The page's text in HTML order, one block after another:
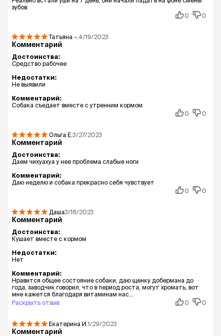
зубов
0
0
Татьяна -. 4/19/2023
Комментарий
Достоинства:
Средство рабочее
Недостатки:
Не выявили
Комментарий:
Собака съедает вместе с утренним кормом
0
0
Ольга Е. 3/27/2023
Комментарий
Достоинства:
Даем чихуахуа у нее проблема слабые ноги
Комментарий:
Даю неделю и собака прекрасно себя чувствует
0
0
Даша3/18/2023
Комментарий
Достоинства:
Кушает вместе с кормом
Недостатки:
Нет
Комментарий:
Нравится общее состояние собаки, даю щенку добермана до
года, заводчик говорил, что в период роста, могут хромать, вот
мне кажется благодаря витаминам нас...
Раскрыть отзыв
0 0
Екатерина И.1/29/2023
Комментарий